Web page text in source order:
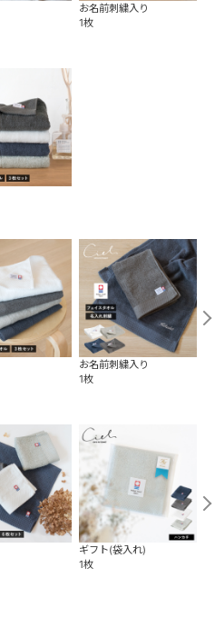
お名前刺繍入り
1枚
お名前刺繍入り
1枚
ギフト(袋入れ)
1枚